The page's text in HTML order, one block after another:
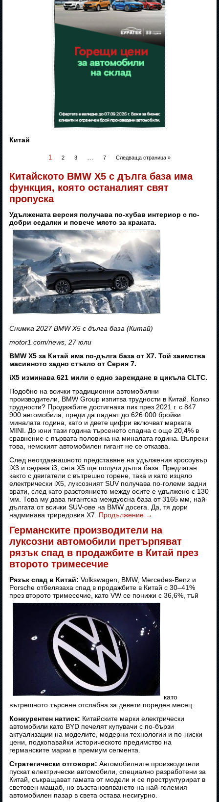
Китай
1 2 3 … 7 Следваща страница »
Китайското BMW X5 с дълга база има
функция, която останалият свят
пропуска
Удължената версия получава по-хубав интериор с по-
добри седалки и повече място за краката.
Снимка 2027 BMW X5 с дълга база (Китай)
motor1.com/news, 27 юли
BMW X5 за Китай има по-дълга база от X7. Той заимства
масивното задно стъкло от Серия 7.
iX5 изминава 621 мили с едно зареждане в цикъла CLTC.
Подобно на всички традиционни автомобилни
производители, BMW Group изпитва трудности в Китай. Колко
трудности? Продажбите достигнаха пик през 2021 г. с 847
900 автомобила, преди да паднат до 626 000 бройки
миналата година, като и двете цифри включват марката
MINI. До юни тази година търсенето спадна с още 20,4% в
сравнение с първата половина на миналата година. Въпреки
това, немският автомобилен гигант не се отказва.
След неотдавнашното представяне на удължения кросоувър
iX3 и седана i3, сега X5 ще получи дълга база. Предлаган
както с двигатели с вътрешно горене, така и като изцяло
електрически iX5, луксозният SUV получава по-големи задни
врати, след като разстоянието между осите е удължено с 130
мм. Това му дава гигантска междуосна база от 3165 мм, най-
дългата от всички SUV-ове на BMW досега. Да, тя дори
надминава триредовия X7. Продължение →
Германските производители на
луксозни автомобили претърпяват
рязък спад в продажбите в Китай през
второто тримесечие
Рязък спад в Китай: Volkswagen, BMW, Mercedes-Benz и
Porsche отбелязаха спад в продажбите в Китай с 30–41%
през второто тримесечие, като VW се понижи с 36,6%, тъй
като
вътрешното търсене отслабна за девети пореден месец.
Конкурентен натиск: Китайските марки електрически
автомобили като BYD печелят купувачи с по-бързи
актуализации на моделите, модерни технологии и по-ниски
цени, подкопавайки историческото предимство на
германските марки в премиум сегмента.
Стратегически отговори: Автомобилните производители
пускат електрически автомобили, специално разработени за
Китай, съкращават гамата от модели и се преструктурират в
световен мащаб, но възстановяването на най-големия
автомобилен пазар в света остава несигурно.